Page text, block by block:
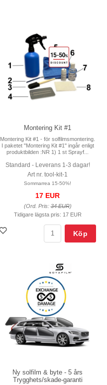
Montering Kit #1
Montering Kit #1 - för solfilmsmontering.
I paketet "Montering Kit #1" ingår enligt
produktbilden :NR 1) 1 st Sprayf...
Standard - Leverans 1-3 dagar!
Art nr. tool-kit-1
Sommarrea 15-50%!
17 EUR
(Ord. Pris:34 EUR)
Tidigare lägsta pris: 17 EUR
Köp
Ny solfilm & byte - 5 års
Trygghets/skade-garanti